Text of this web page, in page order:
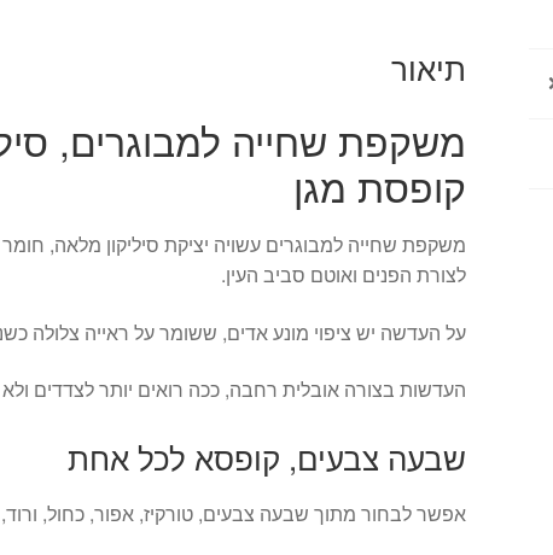
תיאור
משקפת שחייה למבוגרים,
קופסת מגן
משקפת שחייה למבוגרים עשויה יציקת סיליקון מלאה,
לצורת הפנים ואוטם סביב העין.
על העדשה יש ציפוי מונע אדים, ששומר על ראייה צלולה
העדשות בצורה אובלית רחבה, ככה רואים יותר לצדדים
שבעה צבעים, קופסא לכל אחת
אפשר לבחור מתוך שבעה צבעים, טורקיז, אפור, כחול,